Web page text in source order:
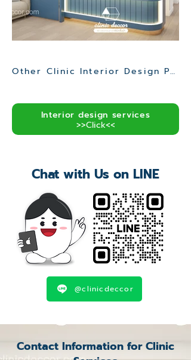
Other Clinic Interior Design Project>>
Interior design services
>>Click<<
Chat with Us on LINE
@clinicdeccor
Contact Information for Clinic